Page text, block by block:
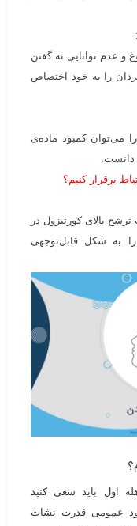
و عدم توانایی نه گفتن
را به خود اختصاص
می‌توان کمبود ماده‌ی
دانست.
برقرار کنیم؟
بالای کورتیزول در
به شکل قابل‌توجهی
اول باید سعی کنید
عمومی قدرت نشات